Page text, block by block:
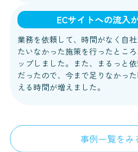
ECサイトへの流入
業務を依頼して、時間がなく自
たいなかった施策を行ったとこ
ップしました。また、まるっと
だったので、今まで足りなかっ
える時間が増えました。
事例一覧をみ